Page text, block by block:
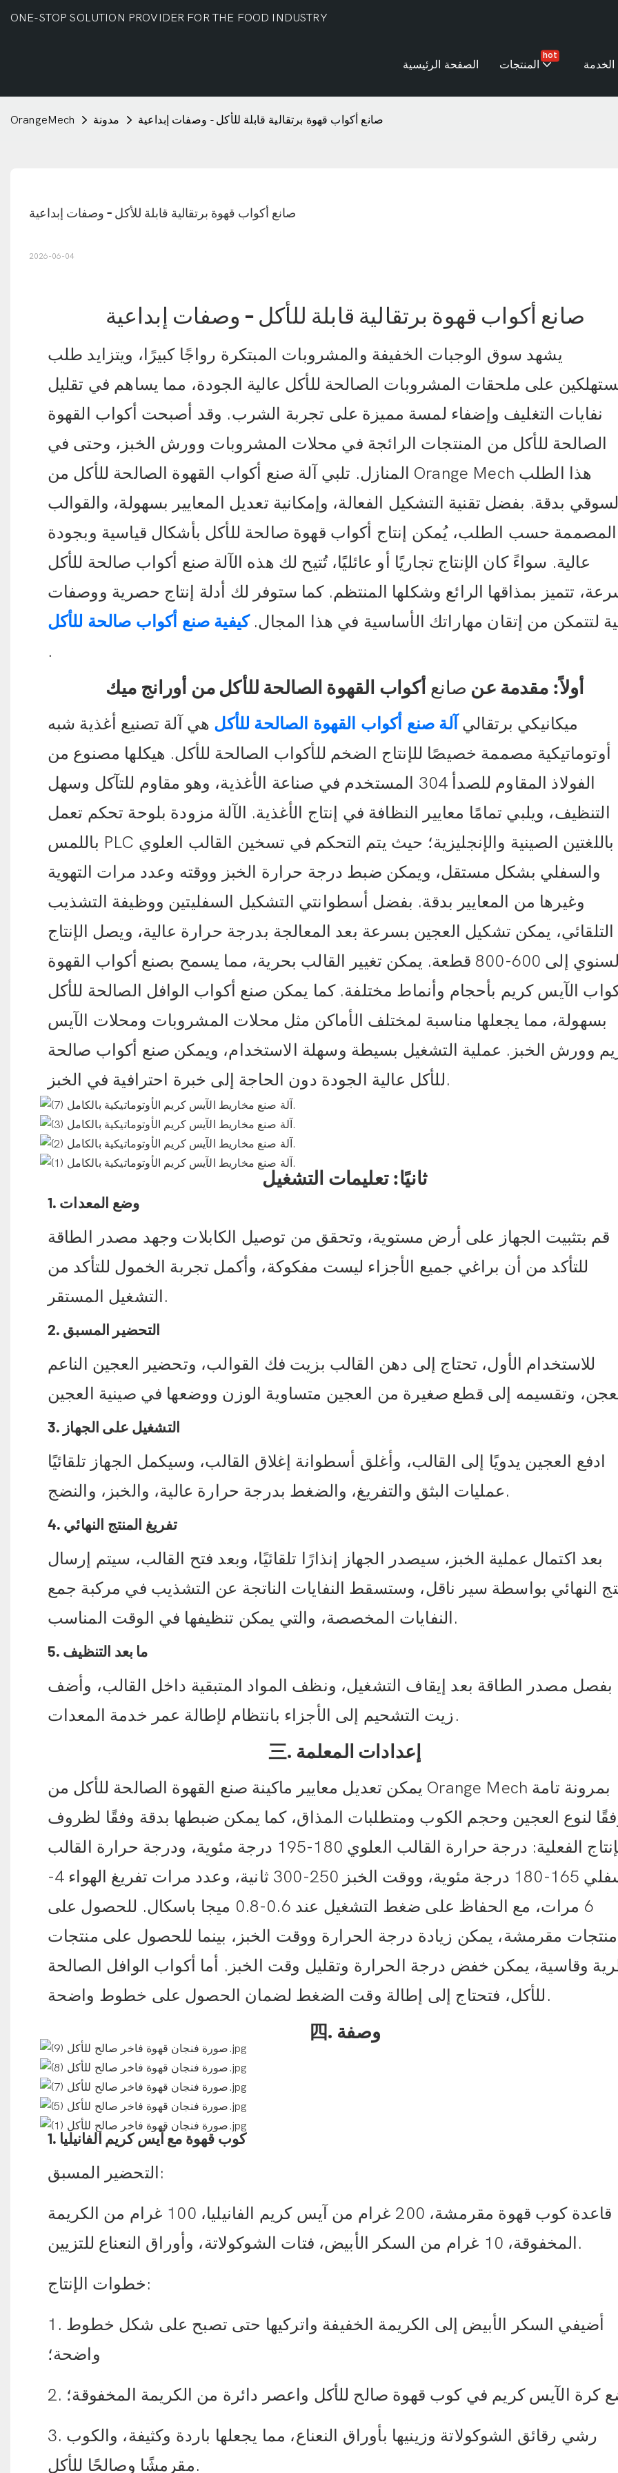
ONE-STOP SOLUTION PROVIDER FOR THE FOOD INDUSTRY
الصفحة الرئيسية المنتجات
hot
الخدمة
OrangeMech مدونة صانع أكواب قهوة برتقالية قابلة للأكل - وصفات إبداعية
صانع أكواب قهوة برتقالية قابلة للأكل - وصفات إبداعية
2026-06-04
صانع أكواب قهوة برتقالية قابلة للأكل - وصفات إبداعية
يشهد سوق الوجبات الخفيفة والمشروبات المبتكرة رواجًا كبيرًا، ويتزايد طلب
على ملحقات المشروبات الصالحة للأكل عالية الجودة، مما يساهم في تقليل
نفايات التغليف وإضفاء لمسة مميزة على تجربة الشرب. وقد أصبحت أكواب القهوة
الصالحة للأكل من المنتجات الرائجة في محلات المشروبات وورش الخبز، وحتى في
المنازل. تلبي آلة صنع أكواب القهوة الصالحة للأكل من Orange Mech هذا الطلب
بدقة. بفضل تقنية التشكيل الفعالة، وإمكانية تعديل المعايير بسهولة، والقوالب
المصممة حسب الطلب، يُمكن إنتاج أكواب قهوة صالحة للأكل بأشكال قياسية وبجودة
عالية. سواءً كان الإنتاج تجاريًا أو عائليًا، تُتيح لك هذه الآلة صنع أكواب صالحة للأكل
تتميز بمذاقها الرائع وشكلها المنتظم. كما ستوفر لك أدلة إنتاج حصرية ووصفات
لتتمكن من إتقان مهاراتك الأساسية في هذا المجال.كيفية صنع أكواب صالحة للأكل
.
أولاً: مقدمة عن صانع أكواب القهوة الصالحة للأكل من أورانج ميك
ميكانيكي برتقالي آلة صنع أكواب القهوة الصالحة للأكل هي آلة تصنيع أغذية شبه
أوتوماتيكية مصممة خصيصًا للإنتاج الضخم للأكواب الصالحة للأكل. هيكلها مصنوع من
الفولاذ المقاوم للصدأ 304 المستخدم في صناعة الأغذية، وهو مقاوم للتآكل وسهل
التنظيف، ويلبي تمامًا معايير النظافة في إنتاج الأغذية. الآلة مزودة بلوحة تحكم تعمل
باللمس PLC باللغتين الصينية والإنجليزية؛ حيث يتم التحكم في تسخين القالب العلوي
والسفلي بشكل مستقل، ويمكن ضبط درجة حرارة الخبز ووقته وعدد مرات التهوية
وغيرها من المعايير بدقة. بفضل أسطوانتي التشكيل السفليتين ووظيفة التشذيب
التلقائي، يمكن تشكيل العجين بسرعة بعد المعالجة بدرجة حرارة عالية، ويصل الإنتاج
السنوي إلى 600-800 قطعة. يمكن تغيير القالب بحرية، مما يسمح بصنع أكواب القهوة
الآيس كريم بأحجام وأنماط مختلفة. كما يمكن صنع أكواب الوافل الصالحة للأكل
بسهولة، مما يجعلها مناسبة لمختلف الأماكن مثل محلات المشروبات ومحلات الآيس
وورش الخبز. عملية التشغيل بسيطة وسهلة الاستخدام، ويمكن صنع أكواب صالحة
للأكل عالية الجودة دون الحاجة إلى خبرة احترافية في الخبز.
ثانيًا: تعليمات التشغيل
1. وضع المعدات
قم بتثبيت الجهاز على أرض مستوية، وتحقق من توصيل الكابلات وجهد مصدر الطاقة
للتأكد من أن براغي جميع الأجزاء ليست مفكوكة، وأكمل تجربة الخمول للتأكد من
التشغيل المستقر.
2. التحضير المسبق
للاستخدام الأول، تحتاج إلى دهن القالب بزيت فك القوالب، وتحضير العجين الناعم
3. التشغيل على الجهاز
ادفع العجين يدويًا إلى القالب، وأغلق أسطوانة إغلاق القالب، وسيكمل الجهاز تلقائيًا
عمليات البثق والتفريغ، والضغط بدرجة حرارة عالية، والخبز، والنضج.
4. تفريغ المنتج النهائي
بعد اكتمال عملية الخبز، سيصدر الجهاز إنذارًا تلقائيًا، وبعد فتح القالب، سيتم إرسال
النهائي بواسطة سير ناقل، وستسقط النفايات الناتجة عن التشذيب في مركبة جمع
النفايات المخصصة، والتي يمكن تنظيفها في الوقت المناسب.
5. ما بعد التنظيف
مصدر الطاقة بعد إيقاف التشغيل، ونظف المواد المتبقية داخل القالب، وأضف
زيت التشحيم إلى الأجزاء بانتظام لإطالة عمر خدمة المعدات.
三. إعدادات المعلمة
يمكن تعديل معايير ماكينة صنع القهوة الصالحة للأكل من Orange Mech بمرونة تامة
لنوع العجين وحجم الكوب ومتطلبات المذاق، كما يمكن ضبطها بدقة وفقًا لظروف
الإنتاج الفعلية: درجة حرارة القالب العلوي 180-195 درجة مئوية، ودرجة حرارة القالب
السفلي 165-180 درجة مئوية، ووقت الخبز 250-300 ثانية، وعدد مرات تفريغ الهواء 4-
6 مرات، مع الحفاظ على ضغط التشغيل عند 0.6-0.8 ميجا باسكال. للحصول على
منتجات مقرمشة، يمكن زيادة درجة الحرارة ووقت الخبز، بينما للحصول على منتجات
وقاسية، يمكن خفض درجة الحرارة وتقليل وقت الخبز. أما أكواب الوافل الصالحة
للأكل، فتحتاج إلى إطالة وقت الضغط لضمان الحصول على خطوط واضحة.
四. وصفة
1. كوب قهوة مع آيس كريم الفانيليا
التحضير المسبق:
قاعدة كوب قهوة مقرمشة، 200 غرام من آيس كريم الفانيليا، 100 غرام من الكريمة
المخفوقة، 10 غرام من السكر الأبيض، فتات الشوكولاتة، وأوراق النعناع للتزيين.
خطوات الإنتاج:
1. أضيفي السكر الأبيض إلى الكريمة الخفيفة واتركيها حتى تصبح على شكل خطوط
واضحة؛
ضع كرة الآيس كريم في كوب قهوة صالح للأكل واعصر دائرة من الكريمة المخفوقة؛
3. رشي رقائق الشوكولاتة وزينيها بأوراق النعناع، ​​مما يجعلها باردة وكثيفة، والكوب
مقرمشًا وصالحًا للأكل.